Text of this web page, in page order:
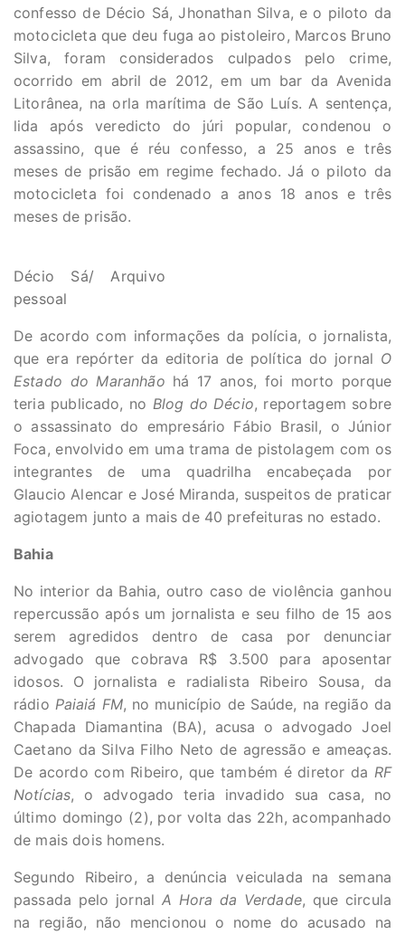
confesso de Décio Sá, Jhonathan Silva, e o piloto da
motocicleta que deu fuga ao pistoleiro, Marcos Bruno
Silva, foram considerados culpados pelo crime,
ocorrido em abril de 2012, em um bar da Avenida
Litorânea, na orla marítima de São Luís. A sentença,
lida após veredicto do júri popular, condenou o
assassino, que é réu confesso, a 25 anos e três
meses de prisão em regime fechado. Já o piloto da
motocicleta foi condenado a anos 18 anos e três
meses de prisão.
Décio Sá/ Arquivo
pessoal
De acordo com informações da polícia, o jornalista,
que era repórter da editoria de política do jornal O
Estado do Maranhão há 17 anos, foi morto porque
teria publicado, no Blog do Décio, reportagem sobre
o assassinato do empresário Fábio Brasil, o Júnior
Foca, envolvido em uma trama de pistolagem com os
integrantes de uma quadrilha encabeçada por
Glaucio Alencar e José Miranda, suspeitos de praticar
agiotagem junto a mais de 40 prefeituras no estado.
Bahia
No interior da Bahia, outro caso de violência ganhou
repercussão após um jornalista e seu filho de 15 aos
serem agredidos dentro de casa por denunciar
advogado que cobrava R$ 3.500 para aposentar
idosos. O jornalista e radialista Ribeiro Sousa, da
rádio Paiaiá FM, no município de Saúde, na região da
Chapada Diamantina (BA), acusa o advogado Joel
Caetano da Silva Filho Neto de agressão e ameaças.
De acordo com Ribeiro, que também é diretor da RF
Notícias, o advogado teria invadido sua casa, no
último domingo (2), por volta das 22h, acompanhado
de mais dois homens.
Segundo Ribeiro, a denúncia veiculada na semana
passada pelo jornal A Hora da Verdade, que circula
na região, não mencionou o nome do acusado na